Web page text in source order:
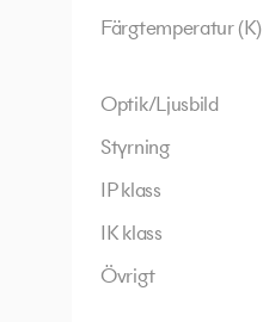
Färgtemperatur (K)
Optik/Ljusbild
Styrning
IP klass
IK klass
Övrigt